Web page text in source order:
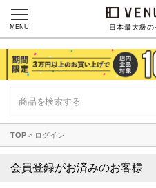
日本最大級
MENU
TOP ログイン
会員登録がお済みのお客様